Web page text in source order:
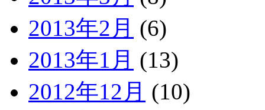
2013年2月 (6)
2013年1月 (13)
2012年12月 (10)